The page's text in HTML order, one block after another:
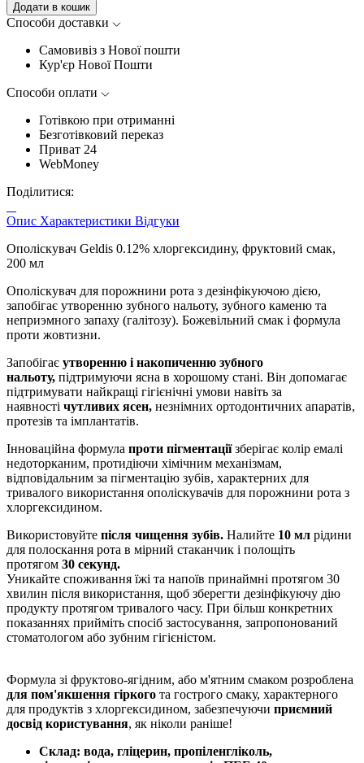
Додати в кошик
Способи доставки
Самовивіз з Нової пошти
Кур'єр Нової Пошти
Способи оплати
Готівкою при отриманні
Безготівковий переказ
Приват 24
WebMoney
Поділитися:
Опис Характеристики Відгуки
Ополіскувач Geldis 0.12% хлоргексидину, фруктовий смак,
200 мл
Ополіскувач для порожнини рота з дезінфікуючою дією,
запобігає утворенню зубного нальоту, зубного каменю та
неприэмного запаху (галітозу). Божевільний смак і формула
проти жовтизни.
Запобігає утворенню і накопиченню зубного
нальоту, підтримуючи ясна в хорошому стані. Він допомагає
підтримувати найкращі гігієнічні умови навіть за
наявності чутливих ясен, незнімних ортодонтичних апаратів,
протезів та імплантатів.
Інноваційна формула проти пігментаціїзберігає колір емалі
недоторканим, протидіючи хімічним механізмам,
відповідальним за пігментацію зубів, характерних для
тривалого використання ополіскувачів для порожнини рота з
хлоргексидином.
Використовуйте після чищення зубів. Налийте 10 мл рідини
для полоскання рота в мірний стаканчик і полощіть
протягом 30 секунд.
Уникайте споживання їжі та напоїв принаймні протягом 30
хвилин після використання, щоб зберегти дезінфікуючу дію
продукту протягом тривалого часу. При більш конкретних
показаннях прийміть спосіб застосування, запропонований
стоматологом або зубним гігієністом.
Формула зі фруктово-ягідним, або м'ятним смаком розроблена
для пом'якшення гіркого та гострого смаку, характерного
для продуктів з хлоргексидином, забезпечуючи приємний
досвід користування, як ніколи раніше!
Склад: вода, гліцерин, пропіленгліколь,